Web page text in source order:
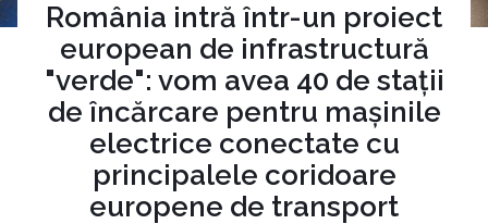
România intră într-un proiect
european de infrastructură
"verde": vom avea 40 de stații
de încărcare pentru mașinile
electrice conectate cu
principalele coridoare
europene de transport